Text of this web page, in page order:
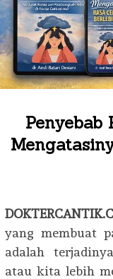
yang membuat
adalah
atau kita lebih